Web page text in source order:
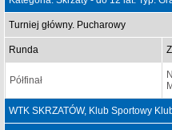
Turniej główny. Pucharowy
Runda
Półfinał
WTK SKRZATÓW, Klub Sportowy